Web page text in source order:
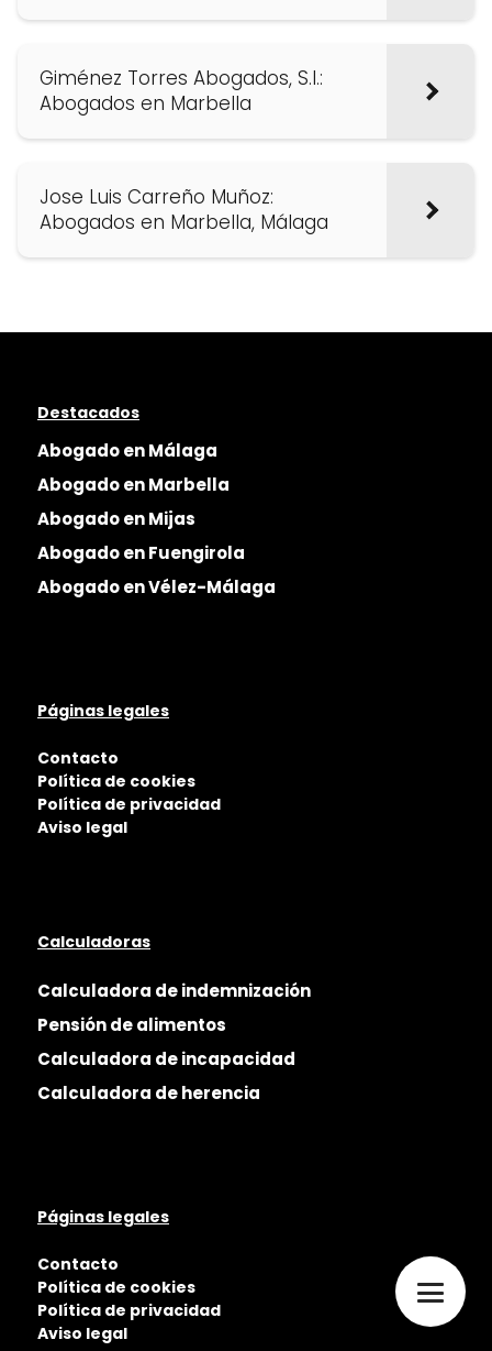
Giménez Torres Abogados, S.l.:
Abogados en Marbella
Jose Luis Carreño Muñoz:
Abogados en Marbella, Málaga
Destacados
Abogado en Málaga
Abogado en Marbella
Abogado en Mijas
Abogado en Fuengirola
Abogado en Vélez-Málaga
Páginas legales
Contacto
Política de cookies
Política de privacidad
Aviso legal
Calculadoras
Calculadora de indemnización
Pensión de alimentos
Calculadora de incapacidad
Calculadora de herencia
Páginas legales
Contacto
Política de cookies
Política de privacidad
Aviso legal